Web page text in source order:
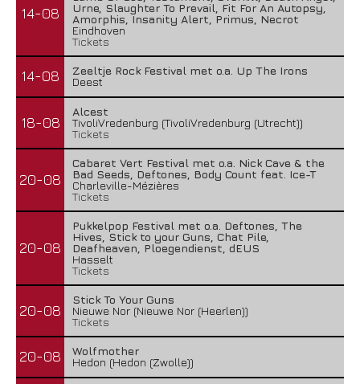
14-08
Urne, Slaughter To Prevail, Fit For An Autopsy,
Amorphis, Insanity Alert, Primus, Necrot
Eindhoven
Tickets
14-08
Zeeltje Rock Festival met o.a. Up The Irons
Deest
18-08
Alcest
TivoliVredenburg (TivoliVredenburg (Utrecht))
Tickets
20-08
Cabaret Vert Festival met o.a. Nick Cave & the
Bad Seeds, Deftones, Body Count feat. Ice-T
Charleville-Mézières
Tickets
20-08
Pukkelpop Festival met o.a. Deftones, The
Hives, Stick to your Guns, Chat Pile,
Deafheaven, Ploegendienst, dEUS
Hasselt
Tickets
20-08
Stick To Your Guns
Nieuwe Nor (Nieuwe Nor (Heerlen))
Tickets
20-08
Wolfmother
Hedon (Hedon (Zwolle))